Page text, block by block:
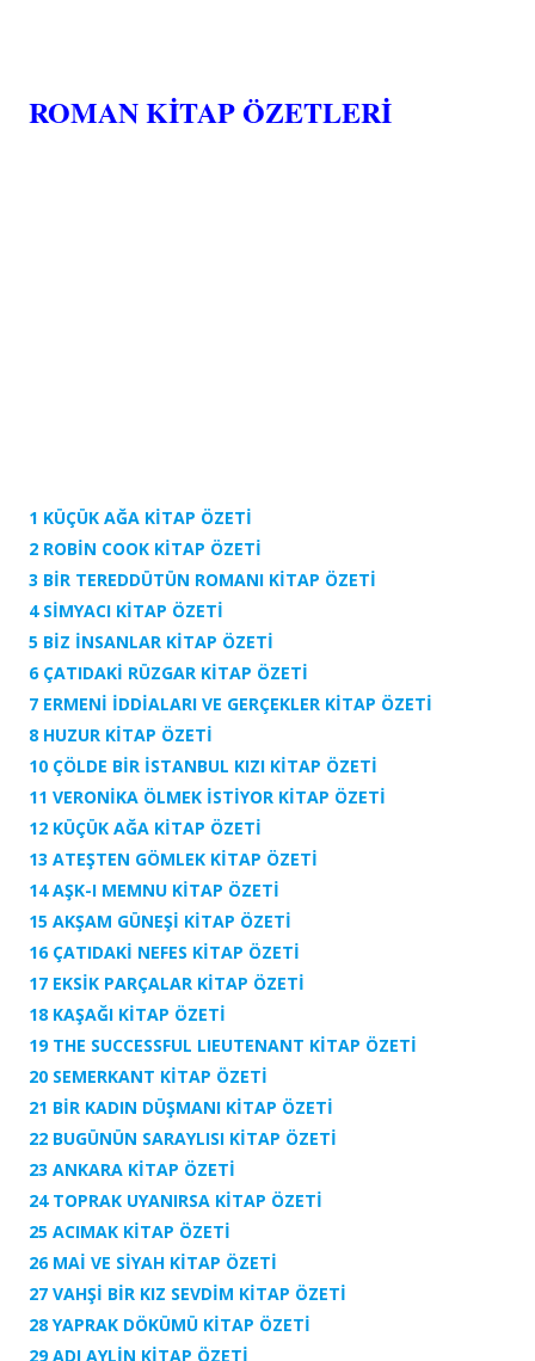
ROMAN KİTAP ÖZETLERİ
1 KÜÇÜK AĞA KİTAP ÖZETİ
2 ROBİN COOK KİTAP ÖZETİ
3 BİR TEREDDÜTÜN ROMANI KİTAP ÖZETİ
4 SİMYACI KİTAP ÖZETİ
5 BİZ İNSANLAR KİTAP ÖZETİ
6 ÇATIDAKİ RÜZGAR KİTAP ÖZETİ
7 ERMENİ İDDİALARI VE GERÇEKLER KİTAP ÖZETİ
8 HUZUR KİTAP ÖZETİ
10 ÇÖLDE BİR İSTANBUL KIZI KİTAP ÖZETİ
11 VERONİKA ÖLMEK İSTİYOR KİTAP ÖZETİ
12 KÜÇÜK AĞA KİTAP ÖZETİ
13 ATEŞTEN GÖMLEK KİTAP ÖZETİ
14 AŞK-I MEMNU KİTAP ÖZETİ
15 AKŞAM GÜNEŞİ KİTAP ÖZETİ
16 ÇATIDAKİ NEFES KİTAP ÖZETİ
17 EKSİK PARÇALAR KİTAP ÖZETİ
18 KAŞAĞI KİTAP ÖZETİ
19 THE SUCCESSFUL LIEUTENANT KİTAP ÖZETİ
20 SEMERKANT KİTAP ÖZETİ
21 BİR KADIN DÜŞMANI KİTAP ÖZETİ
22 BUGÜNÜN SARAYLISI KİTAP ÖZETİ
23 ANKARA KİTAP ÖZETİ
24 TOPRAK UYANIRSA KİTAP ÖZETİ
25 ACIMAK KİTAP ÖZETİ
26 MAİ VE SİYAH KİTAP ÖZETİ
27 VAHŞİ BİR KIZ SEVDİM KİTAP ÖZETİ
28 YAPRAK DÖKÜMÜ KİTAP ÖZETİ
29 ADI AYLİN KİTAP ÖZETİ